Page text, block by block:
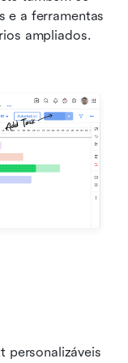
e a ferramentas
ampliados.
personalizáveis